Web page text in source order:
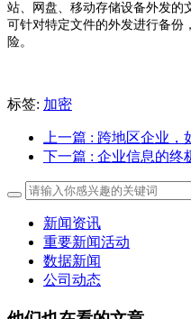
站、网盘、移动存储设备外发的
可针对特定文件的外发进行备份
险。
标签: 加密
上一篇 : 跨地区企业，
下一篇 : 企业信息的终
新闻资讯
重要新闻活动
数据新闻
公司动态